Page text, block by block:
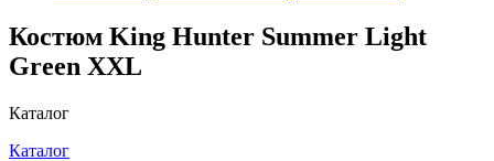
Костюм King Hunter Summer Light
Green XXL
Каталог
Каталог